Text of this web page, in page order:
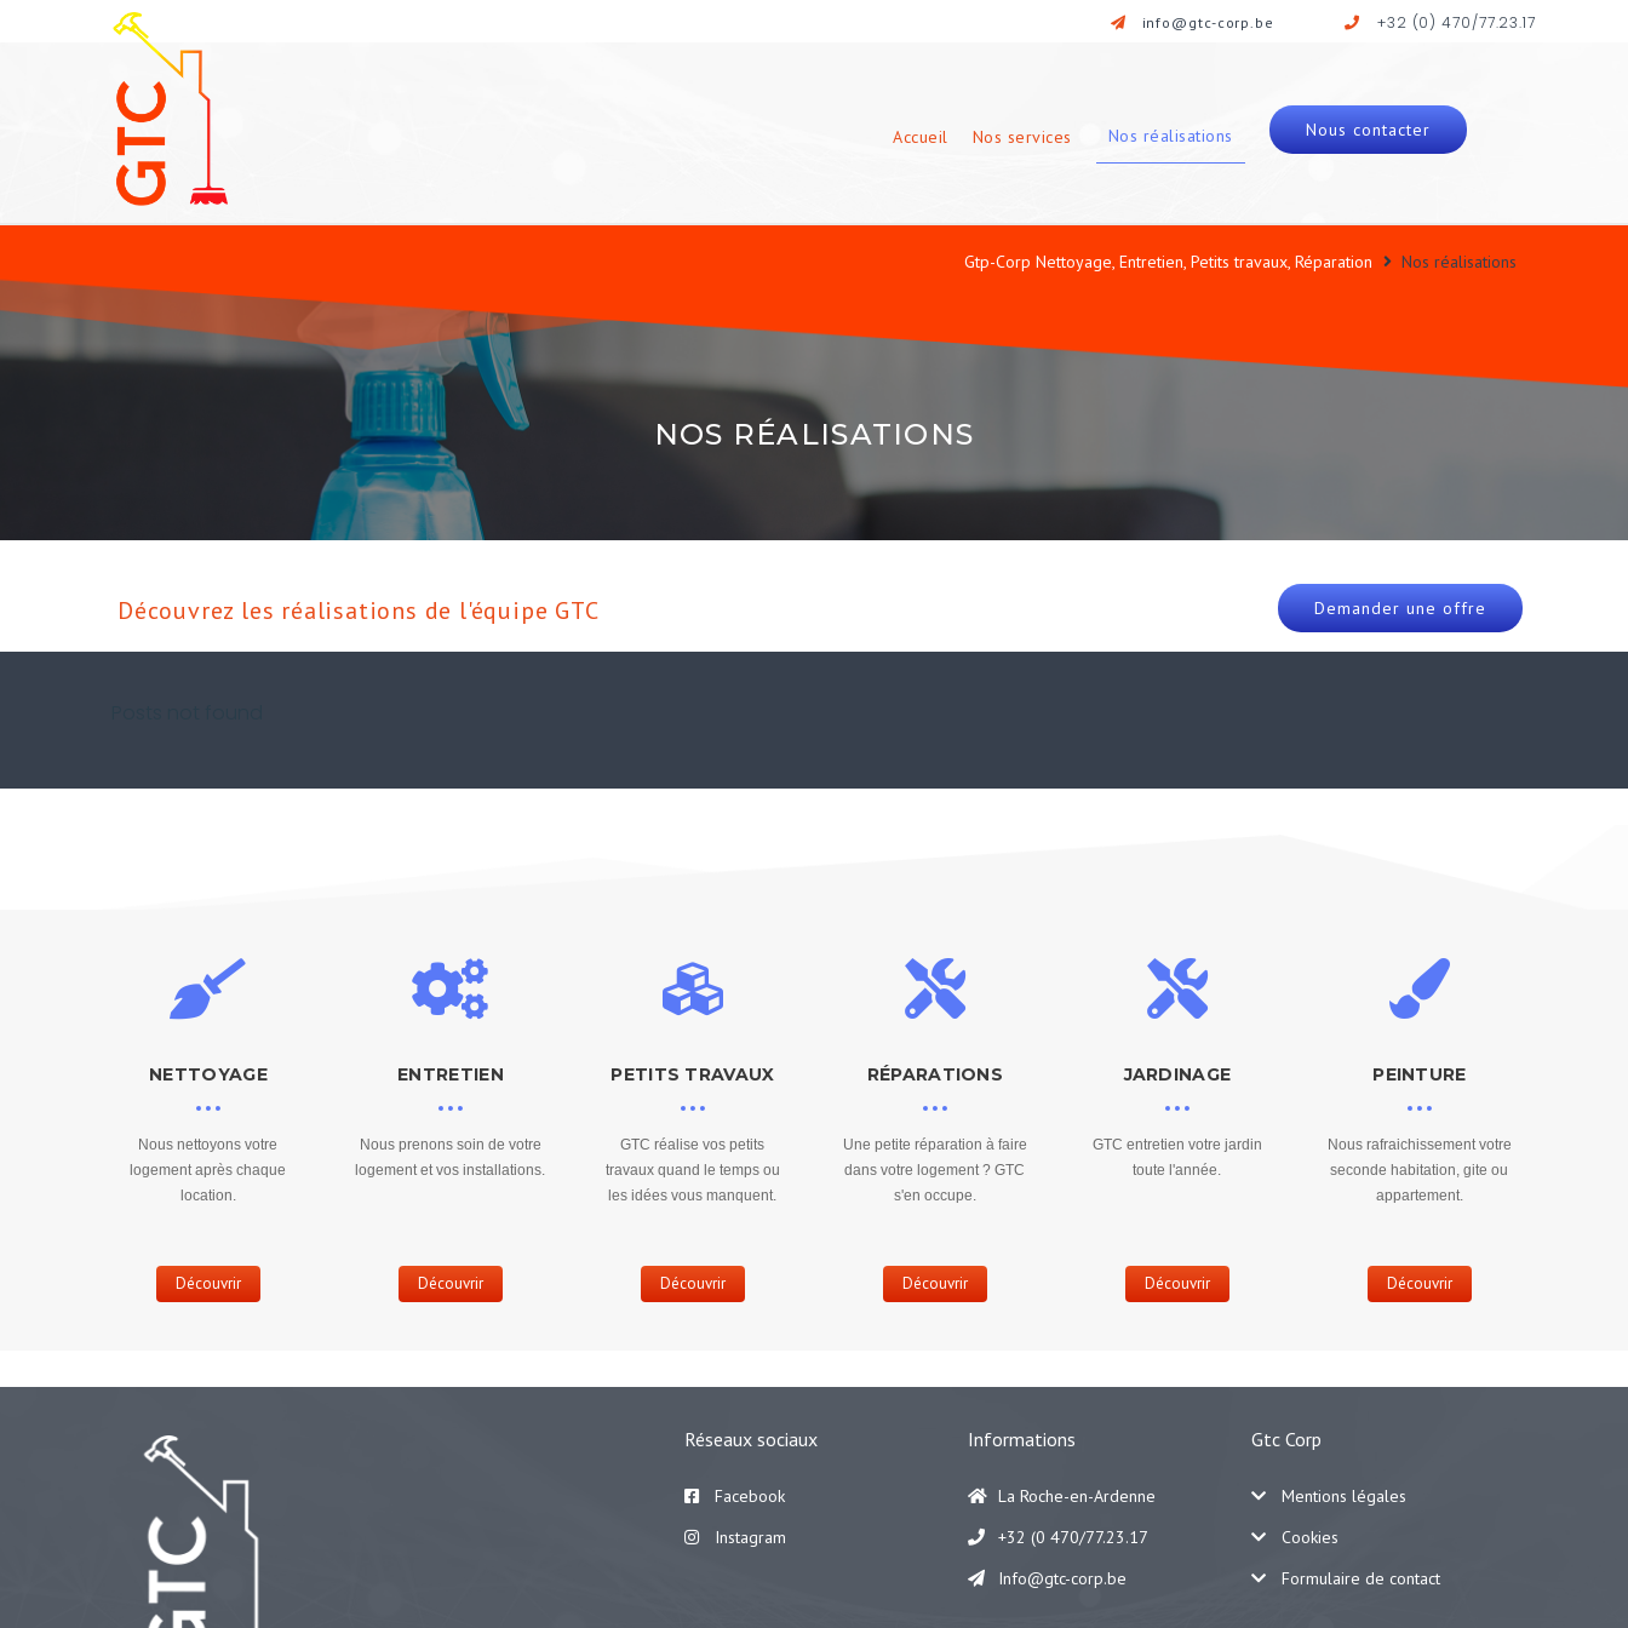
info@gtc-corp.be +32 (0) 470/77.23.17
Accueil Nos services Nos réalisations Nous contacter
Gtp-Corp Nettoyage, Entretien, Petits travaux, Réparation Nos réalisations
NOS RÉALISATIONS
Découvrez les réalisations de l'équipe GTC Demander une offre
NETTOYAGE
Nous nettoyons votre
logement après chaque
location.
Découvrir
ENTRETIEN
Nous prenons soin de votre
logement et vos installations.
Découvrir
PETITS TRAVAUX
GTC réalise vos petits
travaux quand le temps ou
les idées vous manquent.
Découvrir
RÉPARATIONS
Une petite réparation à faire
dans votre logement ? GTC
s'en occupe.
Découvrir
JARDINAGE
GTC entretien votre jardin
toute l'année.
Découvrir
PEINTURE
Nous rafraichissement votre
seconde habitation, gite ou
appartement.
Découvrir
Réseaux sociaux
Facebook
Instagram
Informations
La Roche-en-Ardenne
+32 (0 470/77.23.17
Info@gtc-corp.be
Gtc Corp
Mentions légales
Cookies
Formulaire de contact